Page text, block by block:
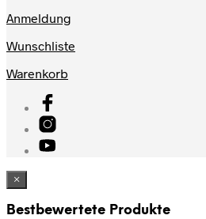
Anmeldung
Wunschliste
Warenkorb
×
Bestbewertete Produkte